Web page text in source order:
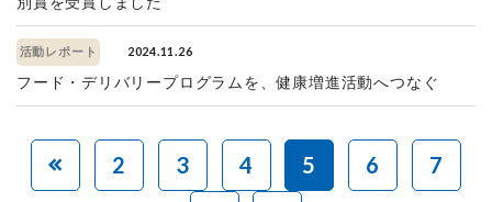
活動レポート 2024.11.26
フード・デリバリープログラムを、健康増進活動へつなぐ
2 3 4 5 6
7